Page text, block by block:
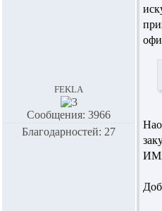
fekla
Сообщения: 3966
Благодарностей: 27